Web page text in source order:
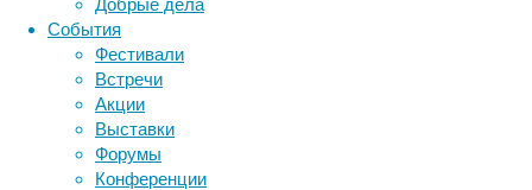
Добрые дела
События
Фестивали
Встречи
Акции
Выставки
Форумы
Конференции
Страны
восходящего
солнца
пересадили
сетчатку
глаза
70-
нейрофизиология
поведение
сон социальные проблемы
физиология
эмоции